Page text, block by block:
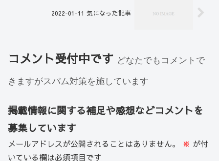
2022-01-11 気になった記事
コメント受付中です どなたでもコメントで
きますがスパム対策を施しています
掲載情報に関する補足や感想などコメントを
募集しています
メールアドレスが公開されることはありません。 ※ が付
いている欄は必須項目です